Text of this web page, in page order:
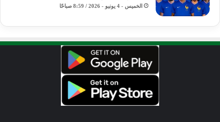
الخميس - 4 يونيو - 2026 / 8:59 صباحًا